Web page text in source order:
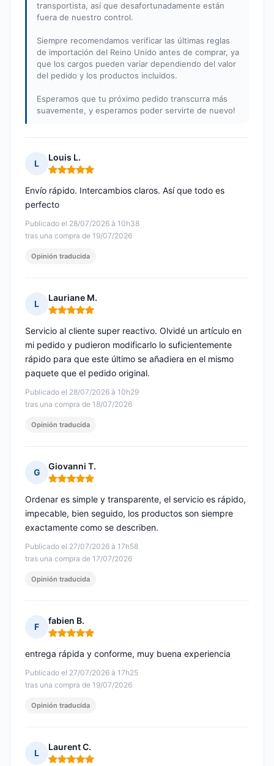
transportista, así que desafortunadamente están
fuera de nuestro control.
Siempre recomendamos verificar las últimas reglas
de importación del Reino Unido antes de comprar, ya
que los cargos pueden variar dependiendo del valor
del pedido y los productos incluidos.
Esperamos que tu próximo pedido transcurra más
suavemente, y esperamos poder servirte de nuevo!
L
Louis L.
Nota: 5 de 5
Publicado el 28/07/2026 à 10h38
tras una compra de 19/07/2026
Envío rápido. Intercambios claros. Así que todo es
perfecto
Opinión traducida
L
Lauriane M.
Nota: 5 de 5
Publicado el 28/07/2026 à 10h29
tras una compra de 18/07/2026
Servicio al cliente super reactivo. Olvidé un artículo en
mi pedido y pudieron modificarlo lo suficientemente
rápido para que este último se añadiera en el mismo
paquete que el pedido original.
Opinión traducida
G
Giovanni T.
Nota: 5 de 5
Publicado el 27/07/2026 à 17h58
tras una compra de 17/07/2026
Ordenar es simple y transparente, el servicio es rápido,
impecable, bien seguido, los productos son siempre
exactamente como se describen.
Opinión traducida
F
fabien B.
Nota: 5 de 5
Publicado el 27/07/2026 à 17h25
tras una compra de 19/07/2026
entrega rápida y conforme, muy buena experiencia
Opinión traducida
L
Laurent C.